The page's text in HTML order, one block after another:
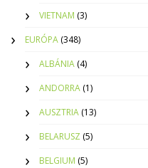
VIETNAM (3)
EURÓPA (348)
ALBÁNIA (4)
ANDORRA (1)
AUSZTRIA (13)
BELARUSZ (5)
BELGIUM (5)